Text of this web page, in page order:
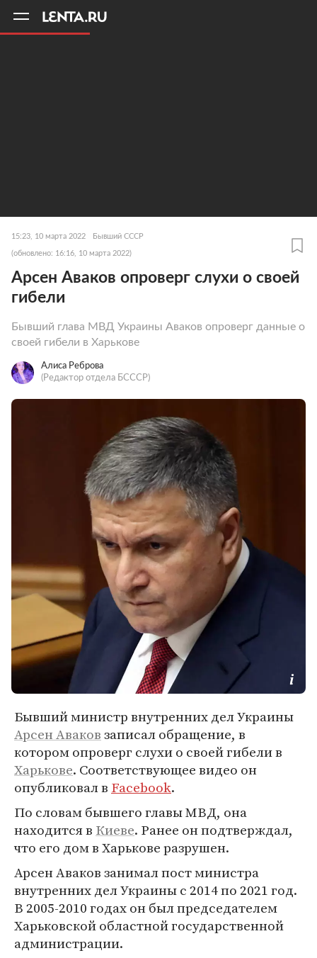
15:23, 10 марта 2022 Бывший СССР
(обновлено: 16:16, 10 марта 2022)
Арсен Аваков опроверг слухи о своей
гибели
Бывший глава МВД Украины Аваков опроверг данные о
своей гибели в Харькове
Алиса Реброва
(Редактор отдела БСССР)
Бывший министр внутренних дел Украины
Арсен Аваковзаписал обращение, в
котором опроверг слухи о своей гибели в
Харькове. Соответствующее видео он
опубликовал в Facebook.
По словам бывшего главы МВД, она
находится в Киеве. Ранее он подтверждал,
что его дом в Харькове разрушен.
Арсен Аваков занимал пост министра
внутренних дел Украины с 2014 по 2021 год.
В 2005-2010 годах он был председателем
Харьковской областной государственной
администрации.